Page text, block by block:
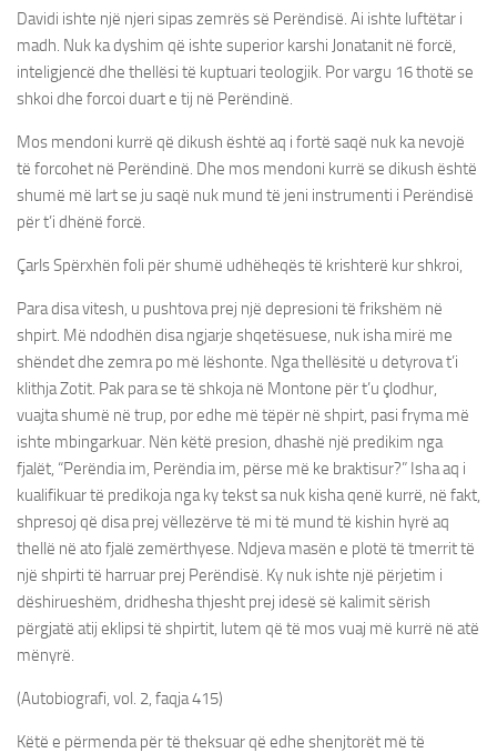
Davidi ishte një njeri sipas zemrës së Perëndisë. Ai ishte luftëtar i
madh. Nuk ka dyshim që ishte superior karshi Jonatanit në forcë,
inteligjencë dhe thellësi të kuptuari teologjik. Por vargu 16 thotë se
shkoi dhe forcoi duart e tij në Perëndinë.
Mos mendoni kurrë që dikush është aq i fortë saqë nuk ka nevojë
të forcohet në Perëndinë. Dhe mos mendoni kurrë se dikush është
shumë më lart se ju saqë nuk mund të jeni instrumenti i Perëndisë
për t’i dhënë forcë.
Çarls Spërxhën foli për shumë udhëheqës të krishterë kur shkroi,
Para disa vitesh, u pushtova prej një depresioni të frikshëm në
shpirt. Më ndodhën disa ngjarje shqetësuese, nuk isha mirë me
shëndet dhe zemra po më lëshonte. Nga thellësitë u detyrova t’i
klithja Zotit. Pak para se të shkoja në Montone për t’u çlodhur,
vuajta shumë në trup, por edhe më tëpër në shpirt, pasi fryma më
ishte mbingarkuar. Nën këtë presion, dhashë një predikim nga
fjalët, “Perëndia im, Perëndia im, përse më ke braktisur?” Isha aq i
kualifikuar të predikoja nga ky tekst sa nuk kisha qenë kurrë, në fakt,
shpresoj që disa prej vëllezërve të mi të mund të kishin hyrë aq
thellë në ato fjalë zemërthyese. Ndjeva masën e plotë të tmerrit të
një shpirti të harruar prej Perëndisë. Ky nuk ishte një përjetim i
dëshirueshëm, dridhesha thjesht prej idesë së kalimit sërish
përgjatë atij eklipsi të shpirtit, lutem që të mos vuaj më kurrë në atë
mënyrë.
(Autobiografi, vol. 2, faqja 415)
Këtë e përmenda për të theksuar që edhe shenjtorët më të